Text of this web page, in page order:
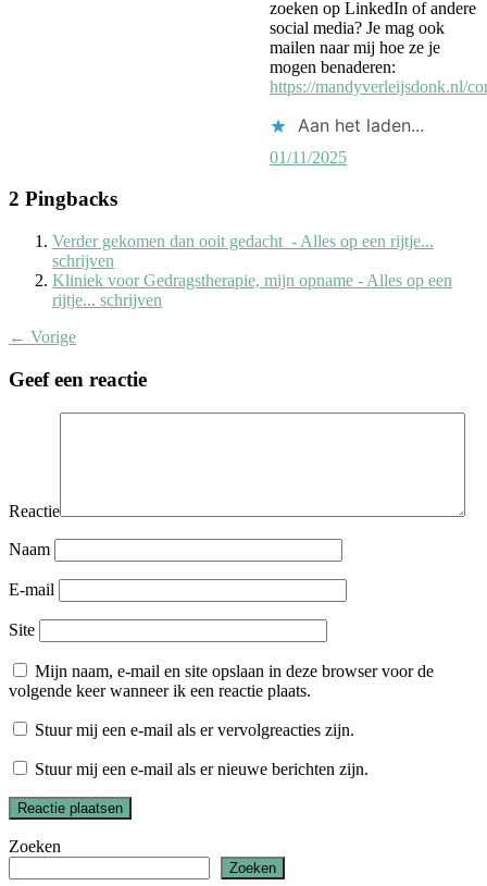
zoeken op LinkedIn of andere
social media? Je mag ook
mailen naar mij hoe ze je
mogen benaderen:
https://mandyverleijsdonk.nl/
Aan het laden...
01/11/2025
2 Pingbacks
Verder gekomen dan ooit gedacht - Alles op een rijtje...
schrijven
Kliniek voor Gedragstherapie, mijn opname - Alles op een
rijtje... schrijven
← Vorige
Geef een reactie
Reactie
Naam
E-mail
Site
Mijn naam, e-mail en site opslaan in deze browser voor de
volgende keer wanneer ik een reactie plaats.
Stuur mij een e-mail als er vervolgreacties zijn.
Stuur mij een e-mail als er nieuwe berichten zijn.
Zoeken
Zoeken